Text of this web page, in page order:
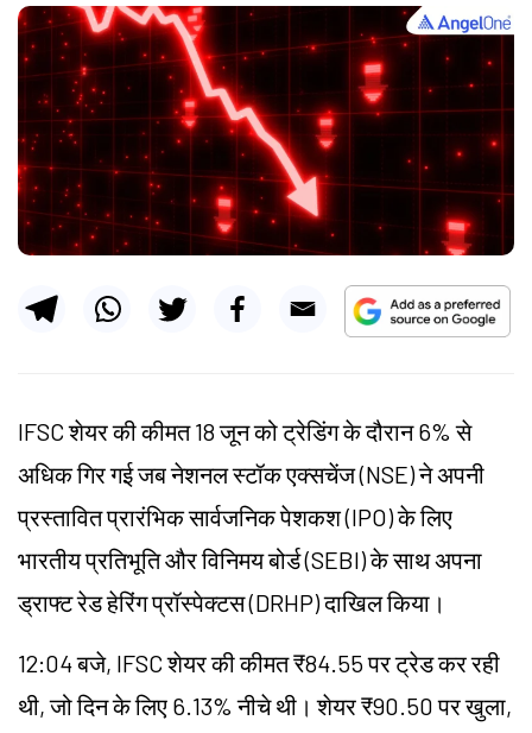
IFSC शेयर की कीमत 18 जून को ट्रेडिंग के दौरान 6% से
अधिक गिर गई जब नेशनल स्टॉक एक्सचेंज (NSE) ने अपनी
प्रस्तावित प्रारंभिक सार्वजनिक पेशकश (IPO) के लिए
भारतीय प्रतिभूति और विनिमय बोर्ड (SEBI) के साथ अपना
ड्राफ्ट रेड हेरिंग प्रॉस्पेक्टस (DRHP) दाखिल किया।
12:04 बजे, IFSC शेयर की कीमत ₹84.55 पर ट्रेड कर रही
थी, जो दिन के लिए 6.13% नीचे थी। शेयर ₹90.50 पर खुला,